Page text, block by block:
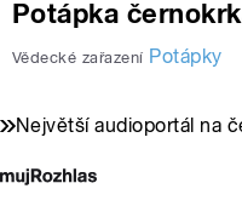
Potápka
Vědecké zařazení Potápky
Největší audioportál na